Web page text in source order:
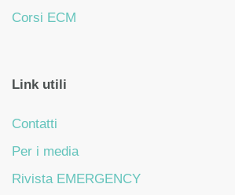
Corsi ECM
Link utili
Contatti
Per i media
Rivista EMERGENCY